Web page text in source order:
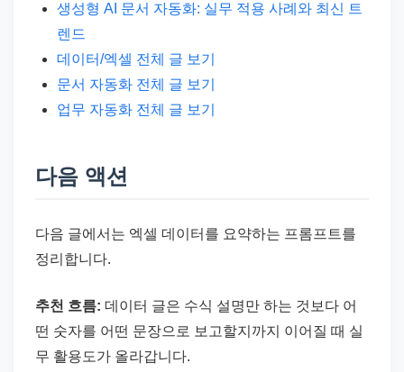
생성형 AI 문서 자동화: 실무 적용 사례와 최신 트
렌드
데이터/엑셀 전체 글 보기
문서 자동화 전체 글 보기
업무 자동화 전체 글 보기
다음 액션
다음 글에서는 엑셀 데이터를 요약하는 프롬프트를
정리합니다.
추천 흐름: 데이터 글은 수식 설명만 하는 것보다 어
떤 숫자를 어떤 문장으로 보고할지까지 이어질 때 실
무 활용도가 올라갑니다.